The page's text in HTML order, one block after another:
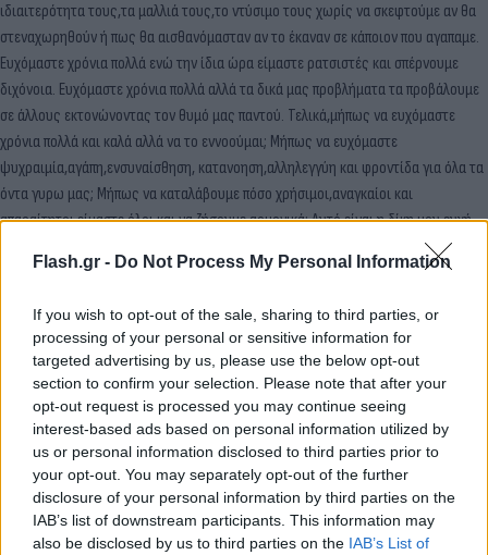
Flash.gr - Do Not Process My Personal Information
If you wish to opt-out of the sale, sharing to third parties, or
processing of your personal or sensitive information for
targeted advertising by us, please use the below opt-out
section to confirm your selection. Please note that after your
opt-out request is processed you may continue seeing
interest-based ads based on personal information utilized by
us or personal information disclosed to third parties prior to
your opt-out. You may separately opt-out of the further
disclosure of your personal information by third parties on the
IAB’s list of downstream participants. This information may
also be disclosed by us to third parties on the IAB’s List of
ιδιαιτερότητα τους,τα μαλλιά τους,το ντύσιμο τους χωρίς να σκεφτούμε αν θα
στεναχωρηθούν ή πως θα αισθανόμασταν αν το έκαναν σε κάποιον που αγαπαμε.
Ευχόμαστε χρόνια πολλά ενώ την ίδια ώρα είμαστε ρατσιστές και σπέρνουμε
διχόνοια. Ευχόμαστε χρόνια πολλά αλλά τα δικά μας προβλήματα τα προβάλουμε
σε άλλους εκτονώνοντας τον θυμό μας παντού. Τελικά,μήπως να ευχόμαστε
χρόνια πολλά και καλά αλλά να το εννοούμαι; Μήπως να ευχόμαστε
ψυχραιμία,αγάπη,ενσυναίσθηση, κατανοηση,αλληλεγγύη και φροντίδα για όλα τα
όντα γυρω μας; Μήπως να καταλάβουμε πόσο χρήσιμοι,αναγκαίοι και
απαραίτητοι είμαστε όλοι και να ζήσουμε αρμονικά; Αυτό είναι η δίκη μου ευχή.
(Σκέψη Αυγουστιάτικη,για να την θυμάμαι πρώτα εγώ και μετά όλοι οι άλλοι.
Σκέψη Αυγουστιάτικη που την μοιράζομαι στο ιντερνετικό μου ημερολόγιο για να
Σκέψη Αυγουστιάτικη που την μοιράζομαι με εσάς που δεν γνωριζόμαστε ΑΛΛΑ
είναι σαν να είμαστε οικογένεια διαδικτυακή). Χρόνια πολλά,καλά,αρμονικά. Να
χαμογελάμε και να εκτιμάμε ο,τι έχουμε τώρα χωρίς να το θεωρούμε δεδομένο.
Με τα δυσκολα & τα εύκολα,η ζωή είναι δωρο. Ας ρίξουμε ένα χαμογελο», είχε
τονίσει η Δανάη μια ημέρα μετά τον Δεκαπενταύγουστο.